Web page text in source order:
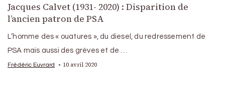
Jacques Calvet (1931- 2020) : Disparition de
l’ancien patron de PSA
L’homme des « ouatures », du diesel, du redressement de
PSA mais aussi des grèves et de …
Frédéric Euvrard 10 avril 2020